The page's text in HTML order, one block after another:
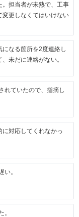
担当者が未熟で、工事
更しなくてはいけない
なる箇所を2度連絡し
未だに連絡がない。
れていたので、指摘し
対応してくれなかっ
い。
。